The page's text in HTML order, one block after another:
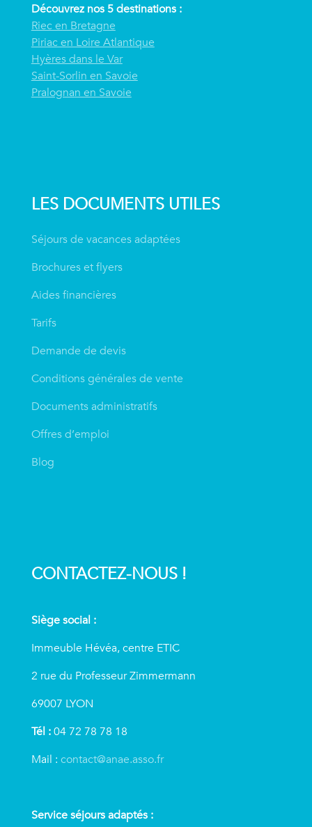
Découvrez nos 5 destinations :
Riec en Bretagne
Piriac en Loire Atlantique
Hyères dans le Var
Saint-Sorlin en Savoie
Pralognan en Savoie
LES DOCUMENTS UTILES
Séjours de vacances adaptées
Brochures et flyers
Aides financières
Tarifs
Demande de devis
Conditions générales de vente
Documents administratifs
Offres d’emploi
Blog
CONTACTEZ-NOUS !
Siège social :
Immeuble Hévéa, centre ETIC
2 rue du Professeur Zimmermann
69007 LYON
Tél :04 72 78 78 18
Mail : contact@anae.asso.fr
Service séjours adaptés :